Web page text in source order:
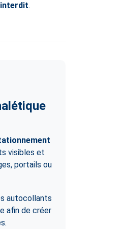
.
visibles et
portails ou
autocollants
afin de créer